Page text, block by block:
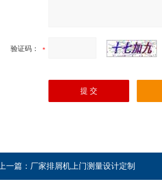
验证码：
一篇： 厂家排屑机上门测量设计定制